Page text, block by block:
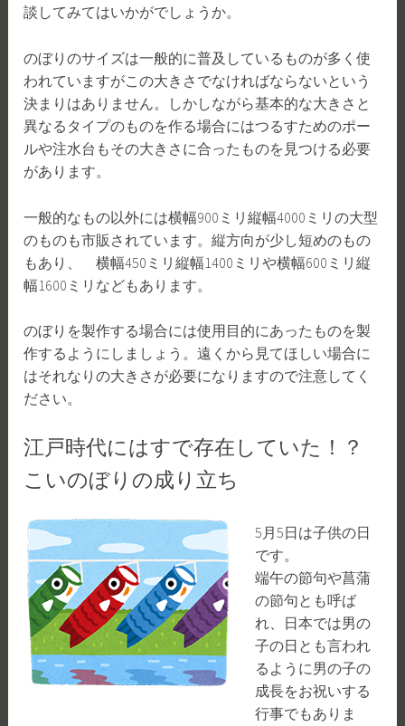
談してみてはいかがでしょうか。
のぼりのサイズは一般的に普及しているものが多く使
われていますがこの大きさでなければならないという
決まりはありません。しかしながら基本的な大きさと
異なるタイプのものを作る場合にはつるすためのポー
ルや注水台もその大きさに合ったものを見つける必要
があります。
一般的なもの以外には横幅900ミリ縦幅4000ミリの大型
のものも市販されています。縦方向が少し短めのもの
もあり、 横幅450ミリ縦幅1400ミリや横幅600ミリ縦
幅1600ミリなどもあります。
のぼりを製作する場合には使用目的にあったものを製
作するようにしましょう。遠くから見てほしい場合に
はそれなりの大きさが必要になりますので注意してく
ださい。
江戸時代にはすで存在していた！？
こいのぼりの成り立ち
5月5日は子供の日
です。
端午の節句や菖蒲
の節句とも呼ば
れ、日本では男の
子の日とも言われ
るように男の子の
成長をお祝いする
行事でもありま